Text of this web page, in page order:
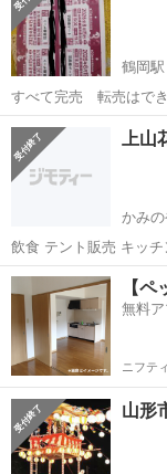
鶴岡駅
すべて完売 転売はで
約済み。万が一キャンセルが出た時
先着順にて、チケッ
山形 鶴
上
かみ
飲食 テント販売 キッ
山形 上山市
【
無料ア
ニフテ
山形